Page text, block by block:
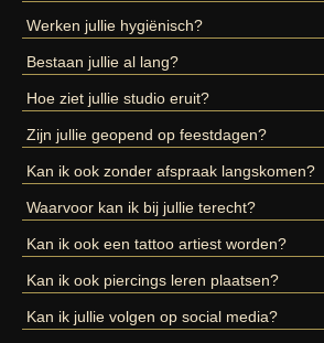
Werken jullie hygiënisch?
Bestaan jullie al lang?
Hoe ziet jullie studio eruit?
Zijn jullie geopend op feestdagen?
Kan ik ook zonder afspraak langskomen?
Waarvoor kan ik bij jullie terecht?
Kan ik ook een tattoo artiest worden?
Kan ik ook piercings leren plaatsen?
Kan ik jullie volgen op social media?